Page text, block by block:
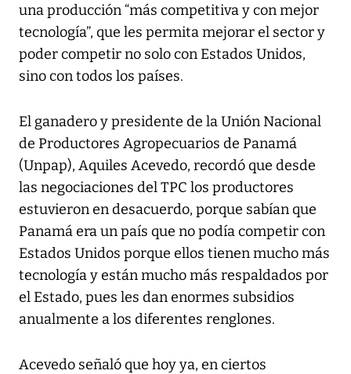
una producción “más competitiva y con mejor
tecnología”, que les permita mejorar el sector y
poder competir no solo con Estados Unidos,
sino con todos los países.
El ganadero y presidente de la Unión Nacional
de Productores Agropecuarios de Panamá
(Unpap), Aquiles Acevedo, recordó que desde
las negociaciones del TPC los productores
estuvieron en desacuerdo, porque sabían que
Panamá era un país que no podía competir con
Estados Unidos porque ellos tienen mucho más
tecnología y están mucho más respaldados por
el Estado, pues les dan enormes subsidios
anualmente a los diferentes renglones.
Acevedo señaló que hoy ya, en ciertos